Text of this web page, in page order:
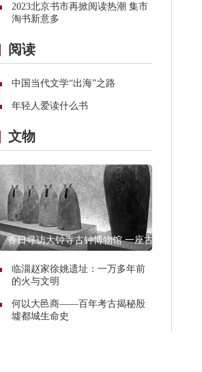
2023北京书市再掀阅读热潮 集市
淘书新意多
阅读
中国当代文学“出海”之路
年轻人爱读什么书
文物
春日寻访大钟寺古钟博物馆 一座古
临淄赵家徐姚遗址：一万多年前
的火与文明
何以大邑商——百年考古揭秘殷
墟都城生命史